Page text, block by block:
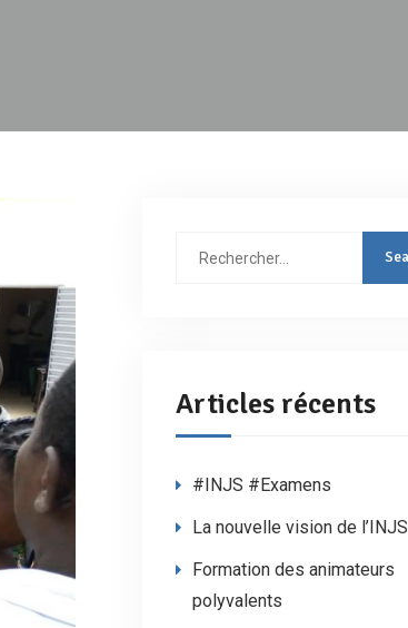
Rechercher
Articles récents
#INJS #Examens
La nouvelle vision de l’INJS
Formation des animateurs
polyvalents